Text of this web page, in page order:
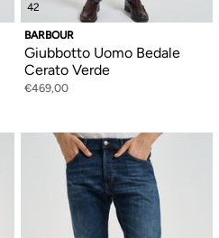
42
BARBOUR
Giubbotto Uomo Bedale
Cerato Verde
€469,00